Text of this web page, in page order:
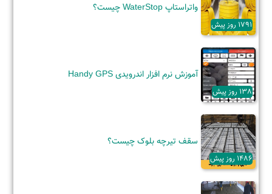
1791 روز پیش
واتراستاپ WaterStop چیست؟
138 روز پیش
آموزش نرم افزار اندرویدی Handy GPS
1486 روز پیش
سقف تیرچه بلوک چیست؟